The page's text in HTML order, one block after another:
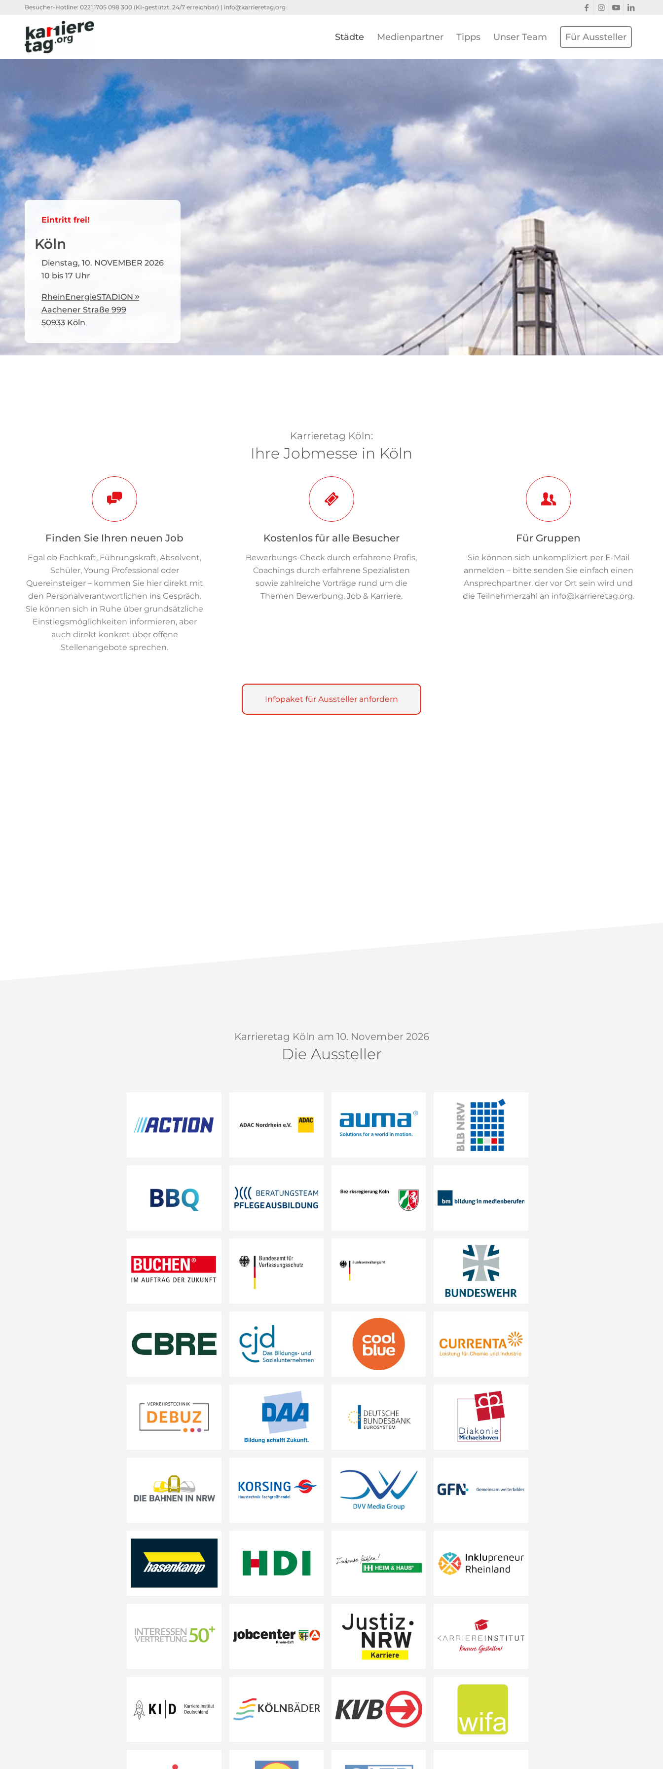
Besucher-Hotline: 0221 1705 098 300 (KI-gestützt, 24/7 erreichbar) | info@karrieretag.org
Städte Medienpartner Tipps Unser Team Für Aussteller
Eintritt frei!
Köln
Dienstag, 10. NOVEMBER 2026
10 bis 17 Uhr
RheinEnergieSTADION 
Aachener Straße 999
50933 Köln
Karrieretag Köln:
Ihre Jobmesse in Köln
Finden Sie Ihren neuen Job
Egal ob Fachkraft, Führungskraft, Absolvent,
Schüler, Young Professional oder
Quereinsteiger – kommen Sie hier direkt mit
den Personalverantwortlichen ins Gespräch.
Sie können sich in Ruhe über grundsätzliche
Einstiegsmöglichkeiten informieren, aber
auch direkt konkret über offene
Stellenangebote sprechen.
Kostenlos für alle Besucher
Bewerbungs-Check durch erfahrene Profis,
Coachings durch erfahrene Spezialisten
sowie zahlreiche Vorträge rund um die
Themen Bewerbung, Job & Karriere.
Für Gruppen
Sie können sich unkompliziert per E-Mail
anmelden – bitte senden Sie einfach einen
Ansprechpartner, der vor Ort sein wird und
die Teilnehmerzahl an info@karrieretag.org.
Infopaket für Aussteller anfordern
Karrieretag Köln am 10. November 2026
Die Aussteller